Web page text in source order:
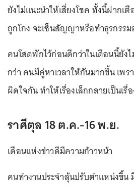
ยังไม่แนะนำให้เสี่ยงโชค ทั้งนี้ฝากเ
ถูกโกง จะเซ็นสัญญาหรือทำธุรกรร
คนโสดพักไว้ก่อนดีกว่าในเดือนนี้ยัง
กว่า คนมีคู่หาเวลาให้กันมากขึ้น เพร
ผิดใจกัน ทำให้เรื่องเล็กกลายเป็นเรื่
ราศีตุล 18 ต.ค.-16 พ.ย.
เดือนแห่งข่าวดีมีความก้าวหน้า
คนทำงานประจำลุ้นปรับตำแหน่งขึ้น